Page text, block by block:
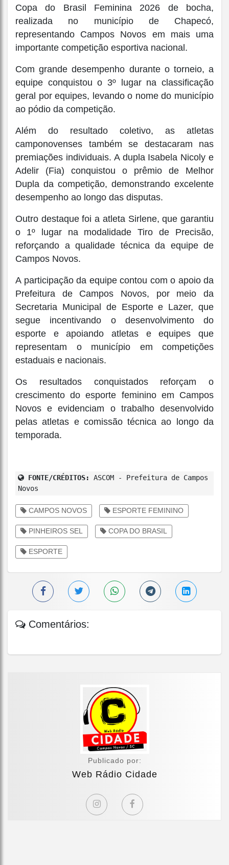
Copa do Brasil Feminina 2026 de bocha,
realizada no município de Chapecó,
representando Campos Novos em mais uma
importante competição esportiva nacional.
Com grande desempenho durante o torneio, a
equipe conquistou o 3º lugar na classificação
geral por equipes, levando o nome do município
ao pódio da competição.
Além do resultado coletivo, as atletas
camponovenses também se destacaram nas
premiações individuais. A dupla Isabela Nicoly e
Adelir (Fia) conquistou o prêmio de Melhor
Dupla da competição, demonstrando excelente
desempenho ao longo das disputas.
Outro destaque foi a atleta Sirlene, que garantiu
o 1º lugar na modalidade Tiro de Precisão,
reforçando a qualidade técnica da equipe de
Campos Novos.
A participação da equipe contou com o apoio da
Prefeitura de Campos Novos, por meio da
Secretaria Municipal de Esporte e Lazer, que
segue incentivando o desenvolvimento do
esporte e apoiando atletas e equipes que
representam o município em competições
estaduais e nacionais.
Os resultados conquistados reforçam o
crescimento do esporte feminino em Campos
Novos e evidenciam o trabalho desenvolvido
pelas atletas e comissão técnica ao longo da
temporada.
FONTE/CRÉDITOS:
ASCOM - Prefeitura de Campos
Novos
CAMPOS NOVOS ESPORTE FEMININO
PINHEIROS SEL COPA DO BRASIL
ESPORTE
Comentários:
Publicado por:
Web Rádio Cidade